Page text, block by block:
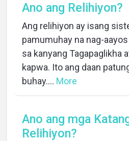
Ano ang Relihiyon?
Ang relihiyon ay isang
pamumuhay na nag-
sa kanyang Tagapaglikha
kapwa. Ito ang daan
buhay.... More
Ano ang mga
Relihiyon?